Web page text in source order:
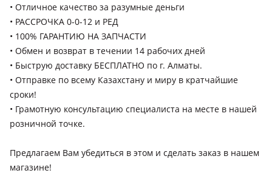
поколение рестайлинг, 2009 - 2011 2 поколение
рестайлинг, 2005 - 2009 2 поколение (JB), 2002 - 2005 1
поколение рестайлинг (DC)
Kia Sorento
2023 - н.в. 4 поколение рестайлинг (MQ4/MQ4A), 2020 - н.в.
4 поколение (MQ4/MQ4A), 2017 - 2020 3 поколение
рестайлинг (UM), 2014 - 2017 3 поколение (UM), 2012 - 2021
2 поколение рестайлинг (XM), 2006 - 2011 1 поколение
рестайлинг (JC), 2009 - 2014 2 поколение (XM)
Kia Sportage
2018 4 поколение, 2018 - н.в. 4 поколение рестайлинг, 2014
- 2016 3 поколение рестайлинг (QL/QLE), 2010 - 2014 3
• Отличное качество за разумные деньги
• РАССРОЧКА 0-0-12 и РЕД
• 100% ГАРАНТИЮ НА ЗАПЧАСТИ
• Обмен и возврат в течении 14 рабочих дней
• Быструю доставку БЕСПЛАТНО по г. Алматы.
• Отправкe по всему Казахстану и миру в кратчайшие
сроки!
• Грамотную консультацию специалиста на месте в нашей
розничной точке.
Предлагаем Вам убедиться в этом и сделать заказ в нашем
магазине!